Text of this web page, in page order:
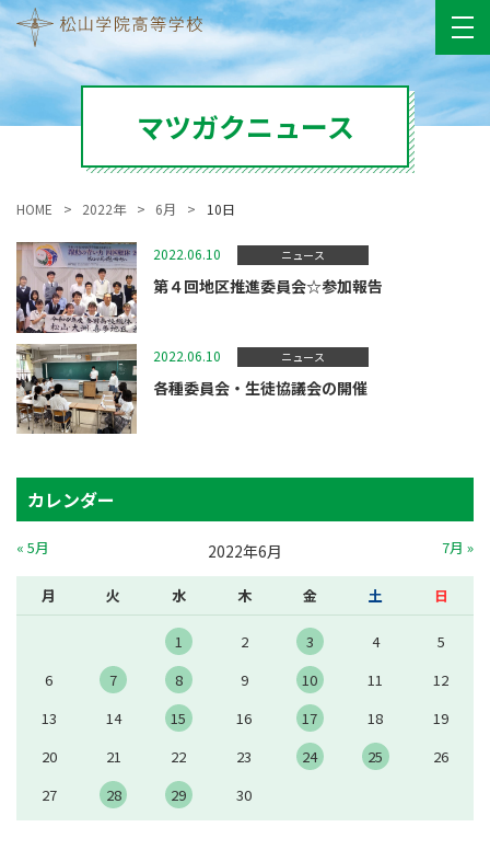
マツガクニュース
HOME 2022年 6月 10日
2022.06.10 ニュース
第４回地区推進委員会☆参加報告
2022.06.10 ニュース
各種委員会・生徒協議会の開催
カレンダー
2022年6月
月 火 水 木 金 土 日
1 2 3 4
5
6
7 8 9 10 11
12
13
14 15 16 17 18
19
20
21 22 23 24 25
26
27
28 29 30
« 5月 7月 »